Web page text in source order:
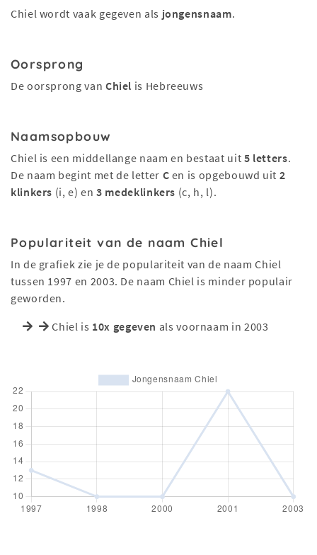
Chiel wordt vaak gegeven als jongensnaam.
Oorsprong
De oorsprong van Chiel is Hebreeuws
Naamsopbouw
Chiel is een middellange naam en bestaat uit 5 letters.
De naam begint met de letter C en is opgebouwd uit 2
klinkers (i, e) en3 medeklinkers (c, h, l).
Populariteit van de naam Chiel
In de grafiek zie je de populariteit van de naam Chiel
tussen 1997 en 2003. De naam Chiel is minder populair
geworden.
Chiel is 10x gegeven als voornaam in 2003